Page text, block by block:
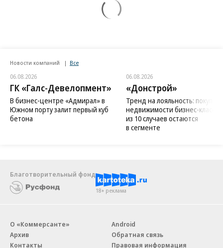
Новости компаний Все
06.08.2026
ГК «Галс-Девелопмент»
В бизнес-центре «Адмирал» в
Южном порту залит первый куб
бетона
06.08.2026
«Донстрой»
Тренд на лояльность:
недвижимости бизнес-класса
из 10 случаев остаются
в сегменте
Благотворительный фонд
18+ реклама
О «Коммерсанте»
Архив
Контакты
Android
Обратная связь
Правовая информация